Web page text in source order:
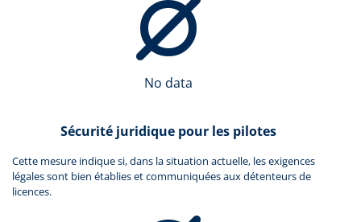
No data
Sécurité juridique pour les pilotes
Cette mesure indique si, dans la situation actuelle, les exigences
légales sont bien établies et communiquées aux détenteurs de
licences.